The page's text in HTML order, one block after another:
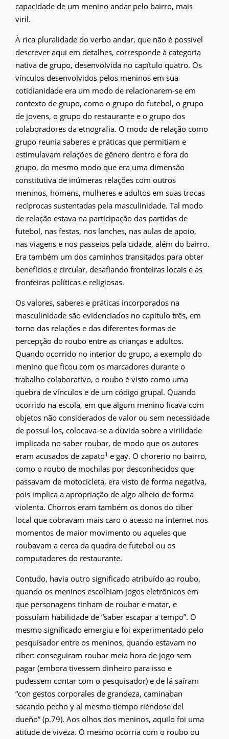
capacidade de um menino andar pelo bairro, mais
viril.
À rica pluralidade do verbo andar, que não é possível
descrever aqui em detalhes, corresponde à categoria
nativa de grupo, desenvolvida no capítulo quatro. Os
vínculos desenvolvidos pelos meninos em sua
cotidianidade era um modo de relacionarem-se em
contexto de grupo, como o grupo do futebol, o grupo
de jovens, o grupo do restaurante e o grupo dos
colaboradores da etnografia. O modo de relação como
grupo reunia saberes e práticas que permitiam e
estimulavam relações de gênero dentro e fora do
grupo, do mesmo modo que era uma dimensão
constitutiva de inúmeras relações com outros
meninos, homens, mulheres e adultos em suas trocas
recíprocas sustentadas pela masculinidade. Tal modo
de relação estava na participação das partidas de
futebol, nas festas, nos lanches, nas aulas de apoio,
nas viagens e nos passeios pela cidade, além do bairro.
Era também um dos caminhos transitados para obter
benefícios e circular, desafiando fronteiras locais e as
fronteiras políticas e religiosas.
Os valores, saberes e práticas incorporados na
masculinidade são evidenciados no capítulo três, em
torno das relações e das diferentes formas de
percepção do roubo entre as crianças e adultos.
Quando ocorrido no interior do grupo, a exemplo do
menino que ficou com os marcadores durante o
trabalho colaborativo, o roubo é visto como uma
quebra de vínculos e de um código grupal. Quando
ocorrido na escola, em que algum menino ficava com
objetos não considerados de valor ou sem necessidade
de possuí-los, colocava-se a dúvida sobre a virilidade
implicada no saber roubar, de modo que os autores
eram acusados de zapato1 e gay. O chorerio no bairro,
como o roubo de mochilas por desconhecidos que
passavam de motocicleta, era visto de forma negativa,
pois implica a apropriação de algo alheio de forma
violenta. Chorros eram também os donos do ciber
local que cobravam mais caro o acesso na internet nos
momentos de maior movimento ou aqueles que
roubavam a cerca da quadra de futebol ou os
computadores do restaurante.
Contudo, havia outro significado atribuído ao roubo,
quando os meninos escolhiam jogos eletrônicos em
que personagens tinham de roubar e matar, e
possuíam habilidade de “saber escapar a tempo”. O
mesmo significado emergiu e foi experimentado pelo
pesquisador entre os meninos, quando estavam no
ciber: conseguiram roubar meia hora de jogo sem
pagar (embora tivessem dinheiro para isso e
pudessem contar com o pesquisador) e de lá saíram
“con gestos corporales de grandeza, caminaban
sacando pecho y al mesmo tiempo riéndose del
dueño” (p.79). Aos olhos dos meninos, aquilo foi uma
atitude de viveza. O mesmo ocorria com o roubo ou